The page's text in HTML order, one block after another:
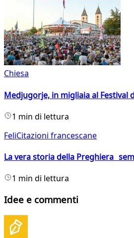
Chiesa
Medjugorje, in migliaia al Festival
1 min di lettura
FeliCitazioni francescane
La vera storia della Preghiera
1 min di lettura
Idee e commenti